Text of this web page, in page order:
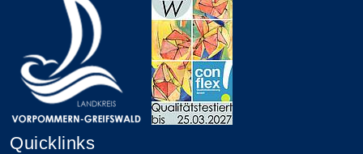
Quicklinks